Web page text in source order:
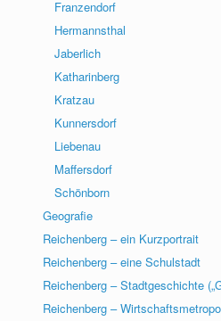
Franzendorf
Hermannsthal
Jaberlich
Katharinberg
Kratzau
Kunnersdorf
Liebenau
Maffersdorf
Schönborn
Geografie
Reichenberg – ein Kurzportrait
Reichenberg – eine Schulstadt
Reichenberg – Stadtgeschichte
Reichenberg –